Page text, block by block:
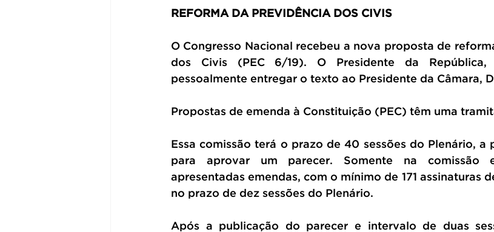
REFORMA DA PREVIDÊNCIA DOS CIVIS
O Congresso Nacional recebeu a nova proposta de
dos Civis (PEC 6/19). O Presidente da República,
pessoalmente entregar o texto ao Presidente da Câmara,
Propostas de emenda à Constituição (PEC) têm uma
Essa comissão terá o prazo de 40 sessões do Plenário, a
para aprovar um parecer. Somente na comissão
apresentadas emendas, com o mínimo de 171 assinaturas
no prazo de dez sessões do Plenário.
Após a publicação do parecer e intervalo de duas